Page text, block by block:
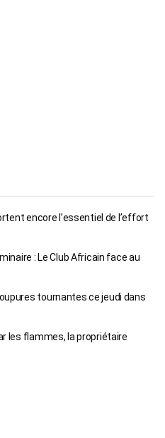
encore l’essentiel de l’effort
: Le Club Africain face au
tournantes ce jeudi dans
les flammes, la propriétaire